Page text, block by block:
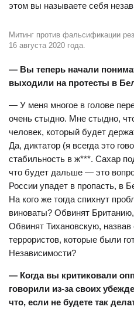
этом вы называете себя
Митинг против фальсификации
16 августа 2020 года.
— Вы теперь начали
выходили на протесты в
— У меня многое в голове
очень стыдно. Мне стыдно,
человек, который будет
Да, диктатор (я всегда это
стабильность в ж***. Сахар
что будет дальше — это
России упадет в пропасть, в
На кого же тогда спихнут
виноваты? Обвинят
Обвинят Тихановскую,
террористов, которые были
Независимости?
— Когда вы критиковали
говорили из-за своих
что, если не будете так